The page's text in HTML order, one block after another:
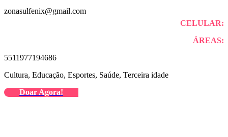
zonasulfenix@gmail.com
CELULAR:
ÁREAS:
5511977194686
Cultura, Educação, Esportes, Saúde, Terceira idade
Doar Agora!